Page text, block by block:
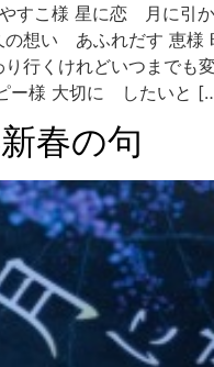
すこ様 星に恋 月に引
想い あふれだす 恵様
り行くけれどいつまでも
ー様 大切に したいと
春の句